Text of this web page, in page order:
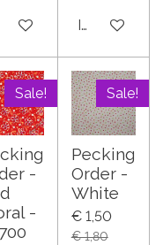
In
Sale!
-
-
Sale!
Pecking
Order -
White
€ 1,50
€ 1,80